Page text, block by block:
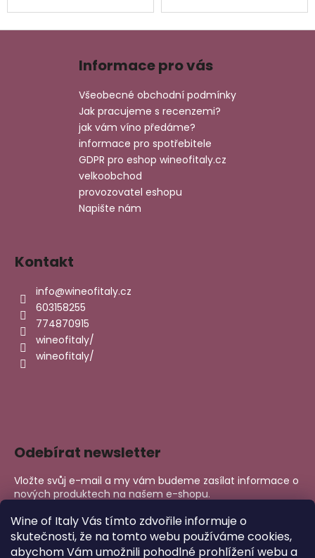
Wine of Italy Vás tímto zdvořile informuje o
skutečnosti, že na tomto webu používáme cookies,
abychom Vám umožnili pohodlné prohlížení webu a
Informace pro vás
Všeobecné obchodní podmínky
Jak pracujeme s recenzemi?
jak vám víno předáme?
informace pro spotřebitele
GDPR pro eshop wineofitaly.cz
velkoobchod
provozovatel eshopu
Napište nám
Kontakt
info@wineofitaly.cz
603158255
774870915
wineofitaly/
wineofitaly/
Odebírat newsletter
Vložte svůj e-mail a my vám budeme zasílat informace o
nových produktech na našem e-shopu.
E-mail